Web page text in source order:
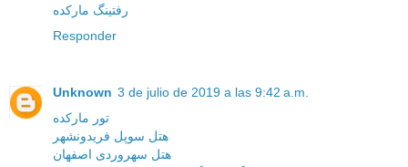
رفتینگ مارکده
Responder
Unknown 3 de julio de 2019 a las 9:42 a.m.
تور مارکده
هتل سوپل فریدونشهر
هتل سهروردی اصفهان